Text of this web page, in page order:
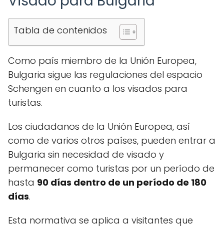
Tabla de contenidos
Como país miembro de la Unión Europea,
Bulgaria sigue las regulaciones del espacio
Schengen en cuanto a los visados para
turistas.
Los ciudadanos de la Unión Europea, así
como de varios otros países, pueden entrar a
Bulgaria sin necesidad de visado y
permanecer como turistas por un período de
hasta 90 días dentro de un período de 180
días.
Esta normativa se aplica a visitantes que